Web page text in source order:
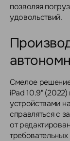
позволяя
удовольствий.
Смелое решение
iPad 10.9"
устройствами
справляться с
от